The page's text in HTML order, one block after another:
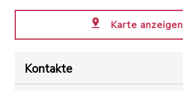
Karte anzeigen
Kontakte